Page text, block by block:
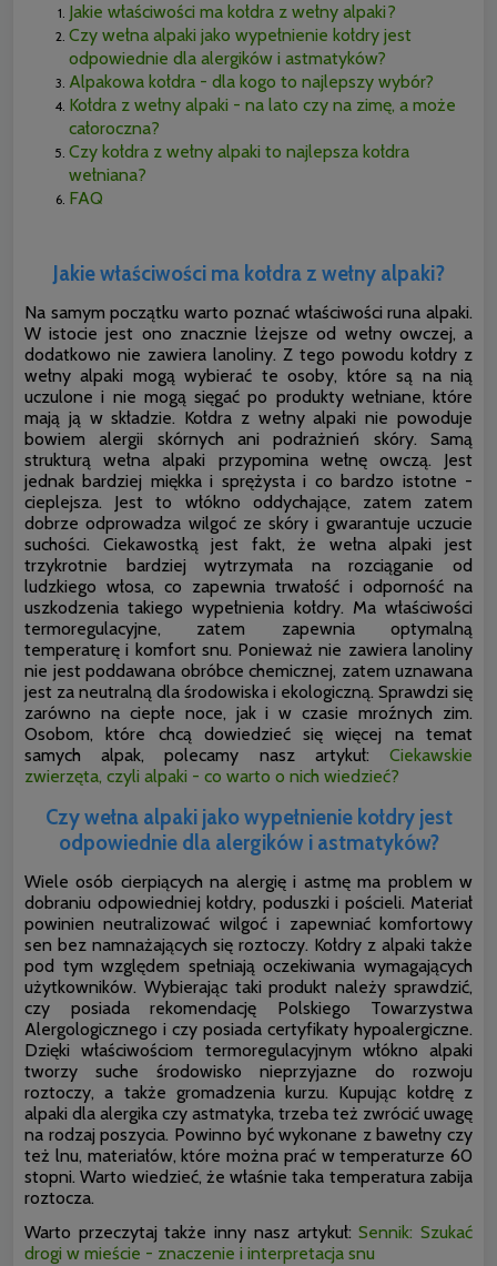
Jakie właściwości ma kołdra z wełny alpaki?
Czy wełna alpaki jako wypełnienie kołdry jest
odpowiednie dla alergików i astmatyków?
Alpakowa kołdra - dla kogo to najlepszy wybór?
Kołdra z wełny alpaki - na lato czy na zimę, a może
całoroczna?
Czy kołdra z wełny alpaki to najlepsza kołdra
wełniana?
FAQ
Jakie właściwości ma kołdra z wełny alpaki?
Na samym początku warto poznać właściwości runa alpaki.
W istocie jest ono znacznie lżejsze od wełny owczej, a
dodatkowo nie zawiera lanoliny. Z tego powodu kołdry z
wełny alpaki mogą wybierać te osoby, które są na nią
uczulone i nie mogą sięgać po produkty wełniane, które
mają ją w składzie. Kołdra z wełny alpaki nie powoduje
bowiem alergii skórnych ani podrażnień skóry. Samą
strukturą wełna alpaki przypomina wełnę owczą. Jest
jednak bardziej miękka i sprężysta i co bardzo istotne -
cieplejsza. Jest to włókno oddychające, zatem zatem
dobrze odprowadza wilgoć ze skóry i gwarantuje uczucie
suchości. Ciekawostką jest fakt, że wełna alpaki jest
trzykrotnie bardziej wytrzymała na rozciąganie od
ludzkiego włosa, co zapewnia trwałość i odporność na
uszkodzenia takiego wypełnienia kołdry. Ma właściwości
termoregulacyjne, zatem zapewnia optymalną
temperaturę i komfort snu. Ponieważ nie zawiera lanoliny
nie jest poddawana obróbce chemicznej, zatem uznawana
jest za neutralną dla środowiska i ekologiczną. Sprawdzi się
zarówno na ciepłe noce, jak i w czasie mroźnych zim.
Osobom, które chcą dowiedzieć się więcej na temat
samych alpak, polecamy nasz artykuł: Ciekawskie
zwierzęta, czyli alpaki - co warto o nich wiedzieć?
Czy wełna alpaki jako wypełnienie kołdry jest
odpowiednie dla alergików i astmatyków?
Wiele osób cierpiących na alergię i astmę ma problem w
dobraniu odpowiedniej kołdry, poduszki i pościeli. Materiał
powinien neutralizować wilgoć i zapewniać komfortowy
sen bez namnażających się roztoczy. Kołdry z alpaki także
pod tym względem spełniają oczekiwania wymagających
użytkowników. Wybierając taki produkt należy sprawdzić,
czy posiada rekomendację Polskiego Towarzystwa
Alergologicznego i czy posiada certyfikaty hypoalergiczne.
Dzięki właściwościom termoregulacyjnym włókno alpaki
tworzy suche środowisko nieprzyjazne do rozwoju
roztoczy, a także gromadzenia kurzu. Kupując kołdrę z
alpaki dla alergika czy astmatyka, trzeba też zwrócić uwagę
na rodzaj poszycia. Powinno być wykonane z bawełny czy
też lnu, materiałów, które można prać w temperaturze 60
stopni. Warto wiedzieć, że właśnie taka temperatura zabija
roztocza.
Warto przeczytaj także inny nasz artykuł:Sennik: Szukać
drogi w mieście - znaczenie i interpretacja snu